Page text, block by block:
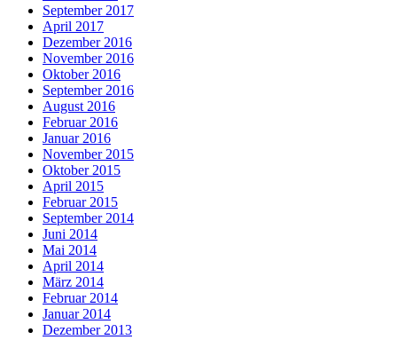
September 2017
April 2017
Dezember 2016
November 2016
Oktober 2016
September 2016
August 2016
Februar 2016
Januar 2016
November 2015
Oktober 2015
April 2015
Februar 2015
September 2014
Juni 2014
Mai 2014
April 2014
März 2014
Februar 2014
Januar 2014
Dezember 2013